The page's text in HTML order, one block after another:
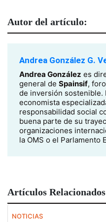
Autor del artículo:
Andrea González G.
Andrea González es
general de Spainsif,
de inversión sostenible.
economista
responsabilidad social
buena parte de su
organizaciones
la OMS o el Parlamento
Artículos Relacionados
NOTICIAS